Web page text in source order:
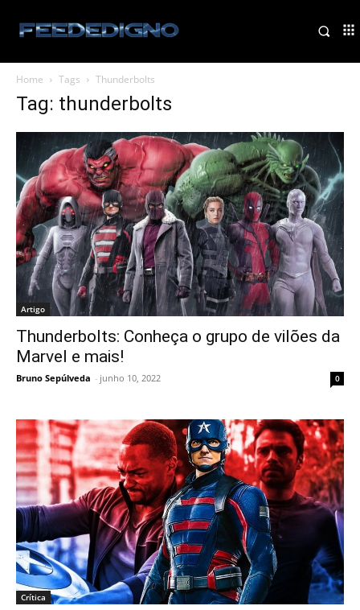
Home Tags Thunderbolts
Tag: thunderbolts
Artigo
Thunderbolts: Conheça o grupo de vilões da
Marvel e mais!
Bruno Sepúlveda - junho 10, 2022 0
Crítica